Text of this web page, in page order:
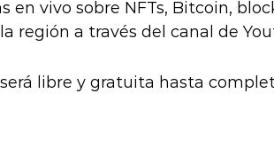
en vivo sobre NFTs, Bitcoin,
región a través del canal de
libre y gratuita hasta